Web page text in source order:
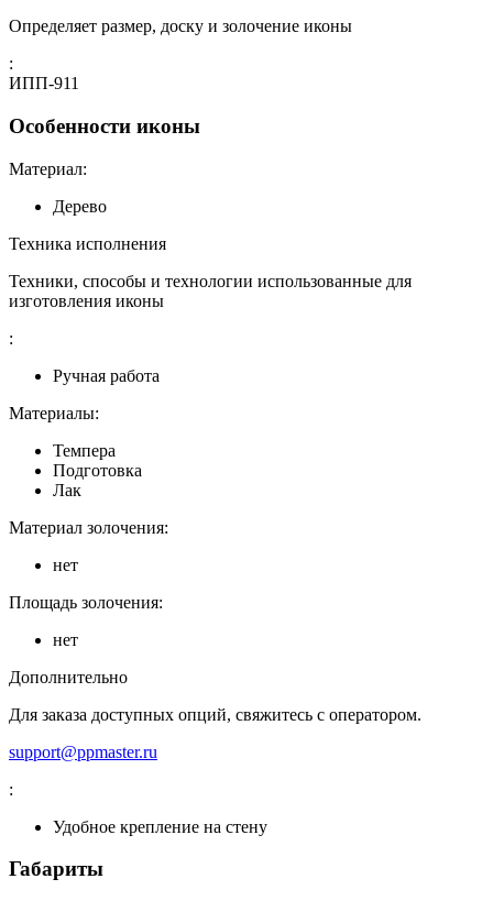
Определяет размер, доску и золочение иконы
:
ИПП-911
Особенности иконы
Материал:
Дерево
Техника исполнения
Техники, способы и технологии использованные для
изготовления иконы
:
Ручная работа
Материалы:
Темпера
Подготовка
Лак
Материал золочения:
нет
Площадь золочения:
нет
Дополнительно
Для заказа доступных опций, свяжитесь с оператором.
support@ppmaster.ru
:
Удобное крепление на стену
Габариты